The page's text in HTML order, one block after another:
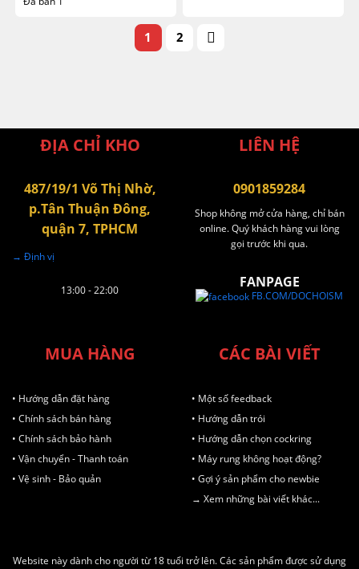
1 2
ĐỊA CHỈ KHO
487/19/1 Võ Thị Nhờ,
p.Tân Thuận Đông,
quận 7, TPHCM
→ Định vị
13:00 - 22:00
LIÊN HỆ
0901859284
Shop không mở cửa hàng, chỉ bán
online. Quý khách hàng vui lòng
gọi trước khi qua.
FANPAGE
FB.COM/DOCHOISM
MUA HÀNG
• Hướng dẫn đặt hàng
• Chính sách bán hàng
• Chính sách bảo hành
• Vận chuyển - Thanh toán
• Vệ sinh - Bảo quản
CÁC BÀI VIẾT
• Một số feedback
• Hướng dẫn trói
• Hướng dẫn chọn cockring
• Máy rung không hoạt động?
• Gợi ý sản phẩm cho newbie
→ Xem những bài viết khác...
Website này dành cho người từ 18 tuổi trở lên. Các sản phẩm được sử dụng